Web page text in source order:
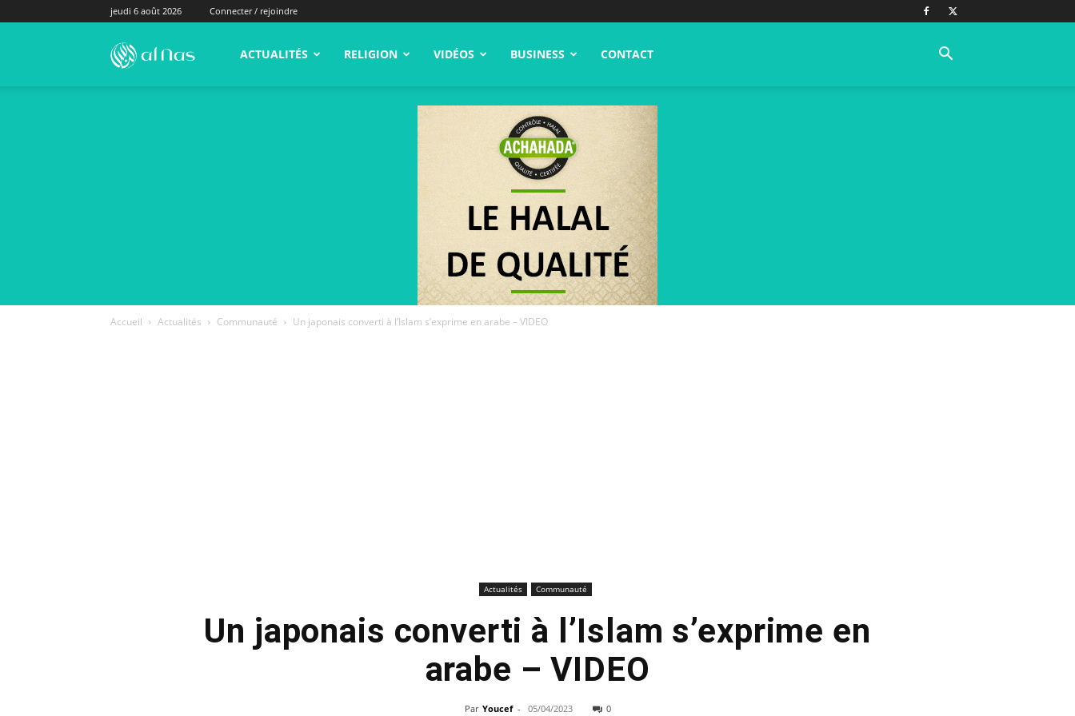
jeudi 6 août 2026 Connecter / rejoindre
alNas.fr ACTUALITÉS RELIGION VIDÉOS BUSINESS CONTACT
Accueil Actualités Communauté Un japonais converti à l’Islam s’exprime en arabe – VIDEO
Actualités Communauté
Un japonais converti à l’Islam s’exprime en
arabe – VIDEO
Par Youcef - 05/04/2023 0